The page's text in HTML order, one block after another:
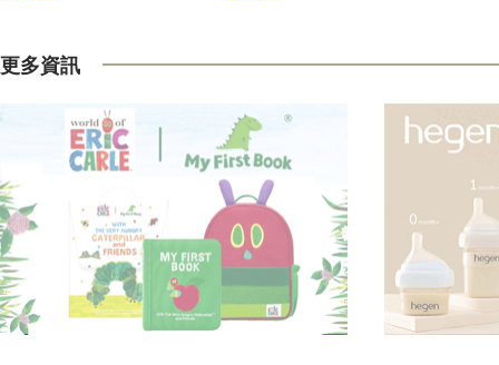
更多資訊